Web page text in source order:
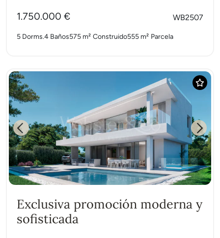
1.750.000 € WB2507
5 Dorms.4 Baños575 m² Construido555 m² Parcela
Previous Next
Exclusiva promoción moderna y
sofisticada